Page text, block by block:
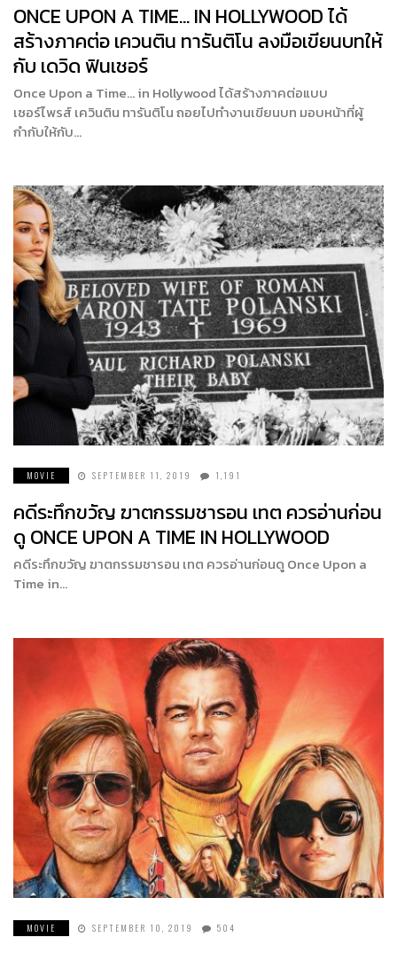
ONCE UPON A TIME… IN HOLLYWOOD ได้
สร้างภาคต่อ เควนติน ทารันติโน ลงมือเขียนบทให้
กับ เดวิด ฟินเชอร์
Once Upon a Time… in Hollywood ได้สร้างภาคต่อแบบ
เซอร์ไพรส์ เควินติน ทารันติโน ถอยไปทำงานเขียนบท มอบหน้าที่ผู้
กำกับให้กับ…
MOVIE SEPTEMBER 11, 2019 1,191
คดีระทึกขวัญ ฆาตกรรมชารอน เทต ควรอ่านก่อน
ดู ONCE UPON A TIME IN HOLLYWOOD
คดีระทึกขวัญ ฆาตกรรมชารอน เทต ควรอ่านก่อนดู Once Upon a
Time in…
MOVIE SEPTEMBER 10, 2019 504